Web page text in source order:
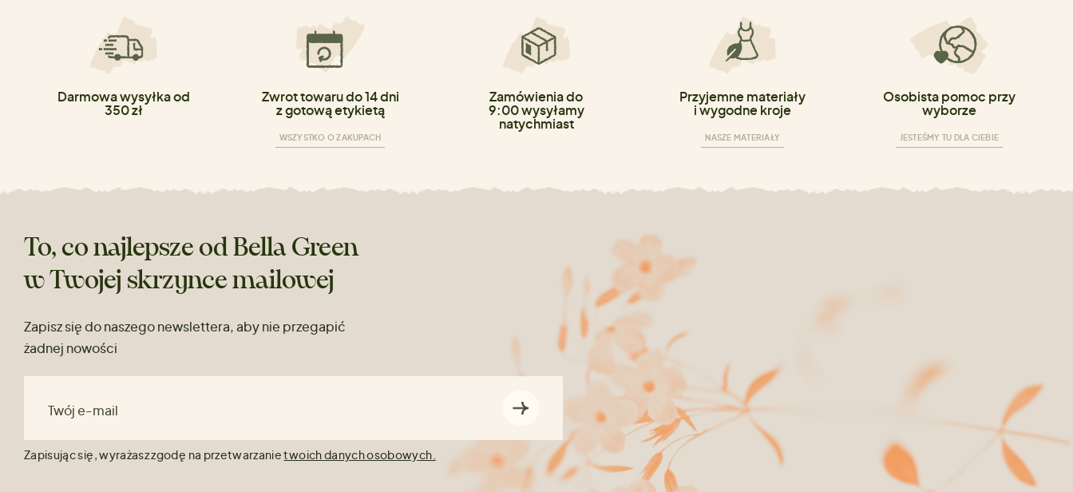
Darmowa wysyłka od
350 zł
Zwrot towaru do 14 dni
z gotową etykietą
WSZYSTKO O ZAKUPACH
Zamówienia do
9:00 wysyłamy
natychmiast
Przyjemne materiały
i wygodne kroje
NASZE MATERIAŁY
Osobista pomoc przy
wyborze
JESTEŚMY TU DLA CIEBIE
To, co najlepsze od Bella Green
w Twojej skrzynce mailowej
Zapisz się do naszego newslettera, aby nie przegapić
żadnej nowości
Twój e-mail
Zapisując się, wyrażasz zgodę na przetwarzanietwoich danych osobowych.